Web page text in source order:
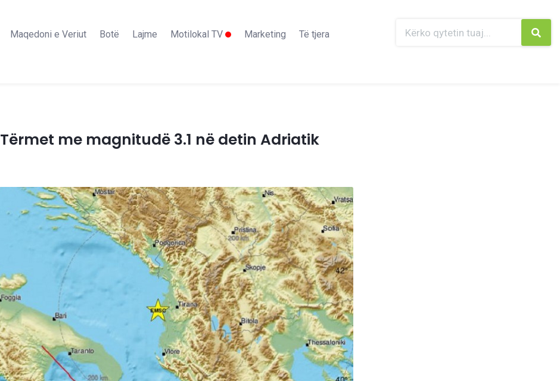
Maqedoni e Veriut Botë Lajme Motilokal TV Marketing Të tjera
Tërmet me magnitudë 3.1 në detin Adriatik